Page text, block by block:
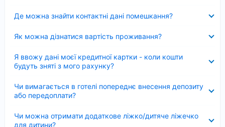
Де можна знайти контактні дані помешкання?
Як можна дізнатися вартість проживання?
Я ввожу дані моєї кредитної картки - коли кошти
будуть зняті з мого рахунку?
Чи вимагається в готелі попереднє внесення депозиту
або передоплати?
Чи можна отримати додаткове ліжко/дитяче ліжечко
для дитини?